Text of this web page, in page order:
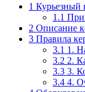
1 Курьезный
1.1
2 Описание
3 Правила
3.1 1.
3.2 2.
3.3 3.
3.4 4.